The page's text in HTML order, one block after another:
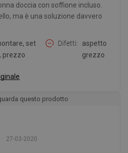
doccia con soffione incluso.
ma è una soluzione davvero
set
prezzo
Difetti
aspetto
grezzo
questo prodotto
27-03-2020